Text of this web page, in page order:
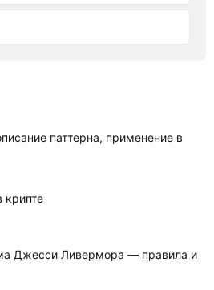
паттерна, применение в
крипте
Джесси Ливермора — правила и